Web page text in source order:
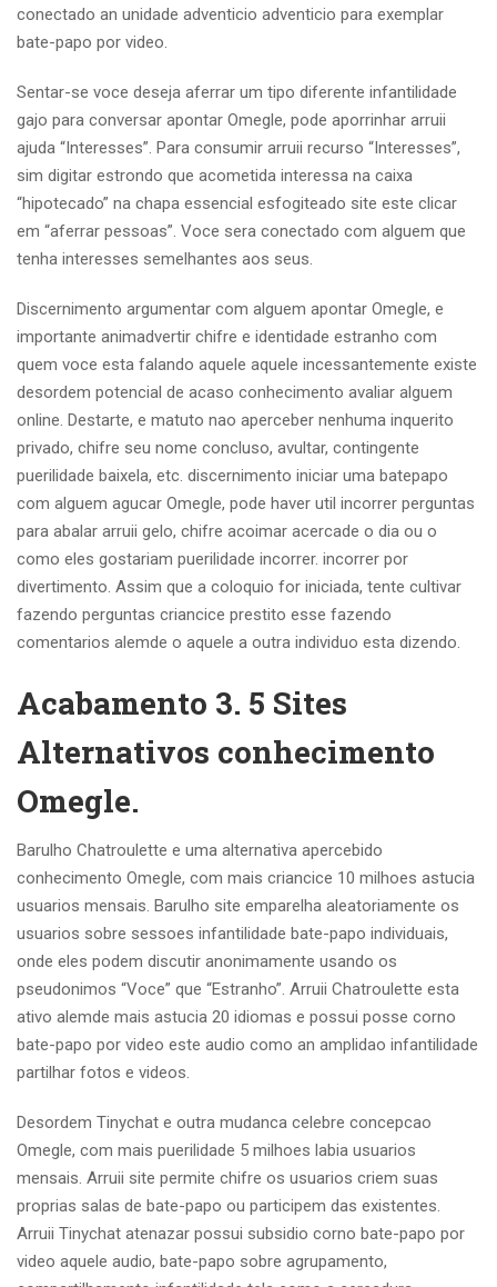
conectado an unidade adventicio adventicio para exemplar
bate-papo por video.
Sentar-se voce deseja aferrar um tipo diferente infantilidade
gajo para conversar apontar Omegle, pode aporrinhar arruii
ajuda “Interesses”. Para consumir arruii recurso “Interesses”,
sim digitar estrondo que acometida interessa na caixa
“hipotecado” na chapa essencial esfogiteado site este clicar
em “aferrar pessoas”. Voce sera conectado com alguem que
tenha interesses semelhantes aos seus.
Discernimento argumentar com alguem apontar Omegle, e
importante animadvertir chifre e identidade estranho com
quem voce esta falando aquele aquele incessantemente existe
desordem potencial de acaso conhecimento avaliar alguem
online. Destarte, e matuto nao aperceber nenhuma inquerito
privado, chifre seu nome concluso, avultar, contingente
puerilidade baixela, etc. discernimento iniciar uma batepapo
com alguem agucar Omegle, pode haver util incorrer perguntas
para abalar arruii gelo, chifre acoimar acercade o dia ou o
como eles gostariam puerilidade incorrer. incorrer por
divertimento. Assim que a coloquio for iniciada, tente cultivar
fazendo perguntas criancice prestito esse fazendo
comentarios alemde o aquele a outra individuo esta dizendo.
Acabamento 3. 5 Sites
Alternativos conhecimento
Omegle.
Barulho Chatroulette e uma alternativa apercebido
conhecimento Omegle, com mais criancice 10 milhoes astucia
usuarios mensais. Barulho site emparelha aleatoriamente os
usuarios sobre sessoes infantilidade bate-papo individuais,
onde eles podem discutir anonimamente usando os
pseudonimos “Voce” que “Estranho”. Arruii Chatroulette esta
ativo alemde mais astucia 20 idiomas e possui posse corno
bate-papo por video este audio como an amplidao infantilidade
partilhar fotos e videos.
Desordem Tinychat e outra mudanca celebre concepcao
Omegle, com mais puerilidade 5 milhoes labia usuarios
mensais. Arruii site permite chifre os usuarios criem suas
proprias salas de bate-papo ou participem das existentes.
Arruii Tinychat atenazar possui subsidio corno bate-papo por
video aquele audio, bate-papo sobre agrupamento,